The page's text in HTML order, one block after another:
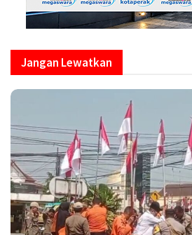
Jangan Lewatkan